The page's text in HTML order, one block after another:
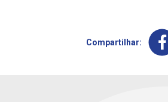
Compartilhar: